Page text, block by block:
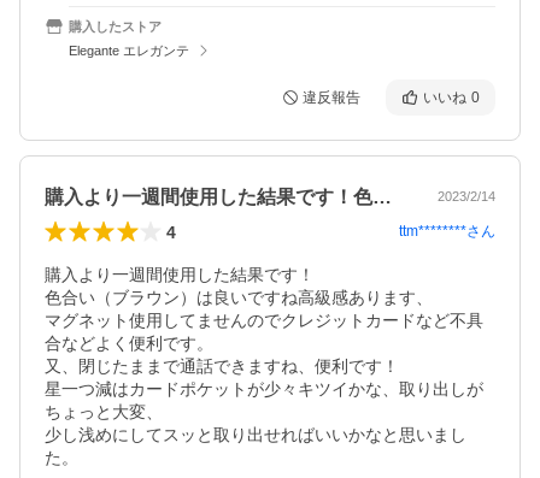
購入したストア
Elegante エレガンテ
違反報告 いいね 0
購入より一週間使用した結果です！色合い… 2023/2/14
4 ttm********さん
購入より一週間使用した結果です！
色合い（ブラウン）は良いですね高級感あります、
マグネット使用してませんのでクレジットカードなど不具
合などよく便利です。
又、閉じたままで通話できますね、便利です！
星一つ減はカードポケットが少々キツイかな、取り出しが
ちょっと大変、
少し浅めにしてスッと取り出せればいいかなと思いまし
た。